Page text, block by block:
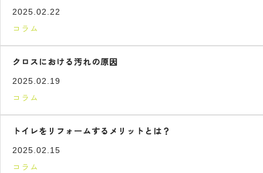
2025.02.22
コラム
クロスにおける汚れの原因
2025.02.19
コラム
トイレをリフォームするメリットとは？
2025.02.15
コラム